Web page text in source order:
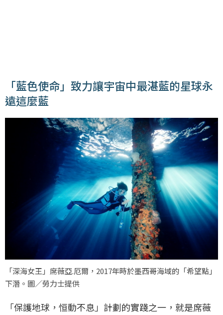
「藍色使命」致力讓宇宙中最湛藍的星球永
遠這麼藍
「深海女王」席薇亞.厄爾，2017年時於墨西哥海域的「希望點」
下潛。圖／勞力士提供
「保護地球，恒動不息」計劃的實踐之一，就是席薇